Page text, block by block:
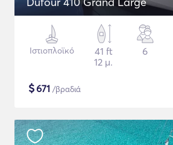
Ιστιοπλοϊκό
41 ft
12 μ.
6
$671 /βραδιά